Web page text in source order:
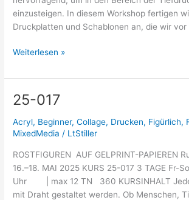
einzusteigen. In diesem Workshop fertigen
Druckplatten und Schablonen an, die wir
Weiterlesen »
25-017
Acryl, Beginner,Collage, Drucken, Figürlich,
MixedMedia / LtStiller
ROSTFIGUREN AUF GELPRINT-PAPIEREN
16.–18. MAI 2025 KURS 25-017 3 TAGE Fr-
Uhr | max 12 TN 360 KURSINHALT Jede
mit Draht gestaltet werden. Ob Menschen,
25-